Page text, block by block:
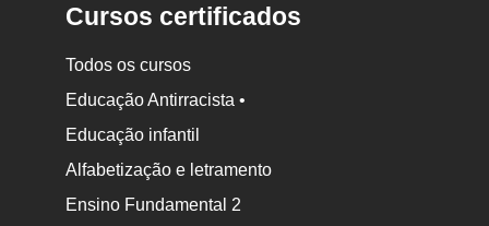
Cursos certificados
Todos os cursos
Educação Antirracista •
Educação infantil
Alfabetização e letramento
Ensino Fundamental 2